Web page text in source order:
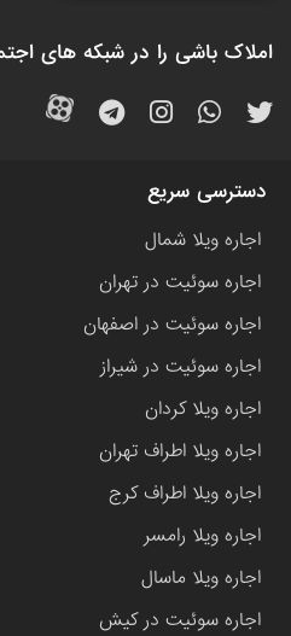
املاک باشی را در شبکه های
دسترسی سریع
اجاره ویلا شمال
اجاره سوئیت در تهران
اجاره سوئیت در اصفهان
اجاره سوئیت در شیراز
اجاره ویلا کردان
اجاره ویلا اطراف تهران
اجاره ویلا اطراف کرج
اجاره ویلا رامسر
اجاره ویلا ماسال
اجاره سوئیت در کیش